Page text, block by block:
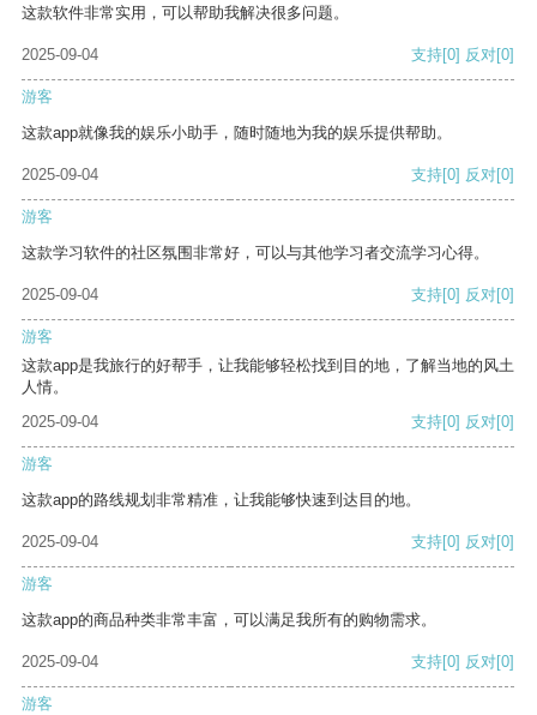
这款软件非常实用，可以帮助我解决很多问题。
2025-09-04 支持[0] 反对[0]
游客
这款app就像我的娱乐小助手，随时随地为我的娱乐提供帮助。
2025-09-04 支持[0] 反对[0]
游客
这款学习软件的社区氛围非常好，可以与其他学习者交流学习心得。
2025-09-04 支持[0] 反对[0]
游客
这款app是我旅行的好帮手，让我能够轻松找到目的地，了解当地的风土
人情。
2025-09-04
支持[0] 反对[0]
游客
这款app的路线规划非常精准，让我能够快速到达目的地。
2025-09-04 支持[0] 反对[0]
游客
这款app的商品种类非常丰富，可以满足我所有的购物需求。
2025-09-04 支持[0] 反对[0]
游客